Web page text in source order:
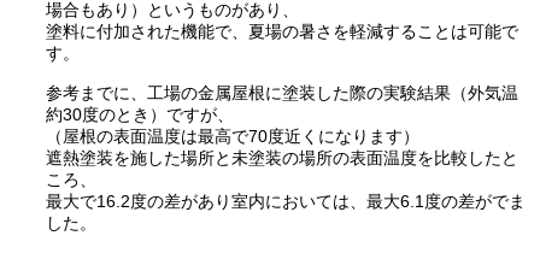
場合もあり）というものがあり、
塗料に付加された機能で、夏場の暑さを軽減することは可能で
す。
参考までに、工場の金属屋根に塗装した際の実験結果（外気温
約30度のとき）ですが、
（屋根の表面温度は最高で70度近くになります）
遮熱塗装を施した場所と未塗装の場所の表面温度を比較したと
ころ、
最大で16.2度の差があり室内においては、最大6.1度の差がでま
した。